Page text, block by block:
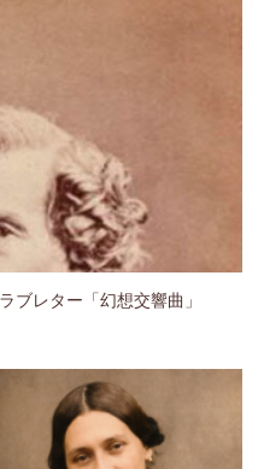
ブレター「幻想交響曲」